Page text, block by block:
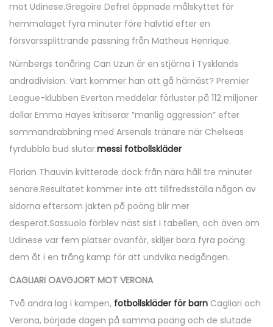
mot Udinese.Gregoire Defrel öppnade målskyttet för
hemmalaget fyra minuter före halvtid efter en
försvarssplittrande passning från Matheus Henrique.
Nürnbergs tonåring Can Uzun är en stjärna i Tysklands
andradivision. Vart kommer han att gå härnäst? Premier
League-klubben Everton meddelar förluster på 112 miljoner
dollar Emma Hayes kritiserar ”manlig aggression” efter
sammandrabbning med Arsenals tränare när Chelseas
fyrdubbla bud slutar.messi fotbollskläder
Florian Thauvin kvitterade dock från nära håll tre minuter
senare.Resultatet kommer inte att tillfredsställa någon av
sidorna eftersom jakten på poäng blir mer
desperat.Sassuolo förblev näst sist i tabellen, och även om
Udinese var fem platser ovanför, skiljer bara fyra poäng
dem åt i en trång kamp för att undvika nedgången.
CAGLIARI OAVGJORT MOT VERONA
Två andra lag i kampen, fotbollskläder för barn Cagliari och
Verona, började dagen på samma poäng och de slutade